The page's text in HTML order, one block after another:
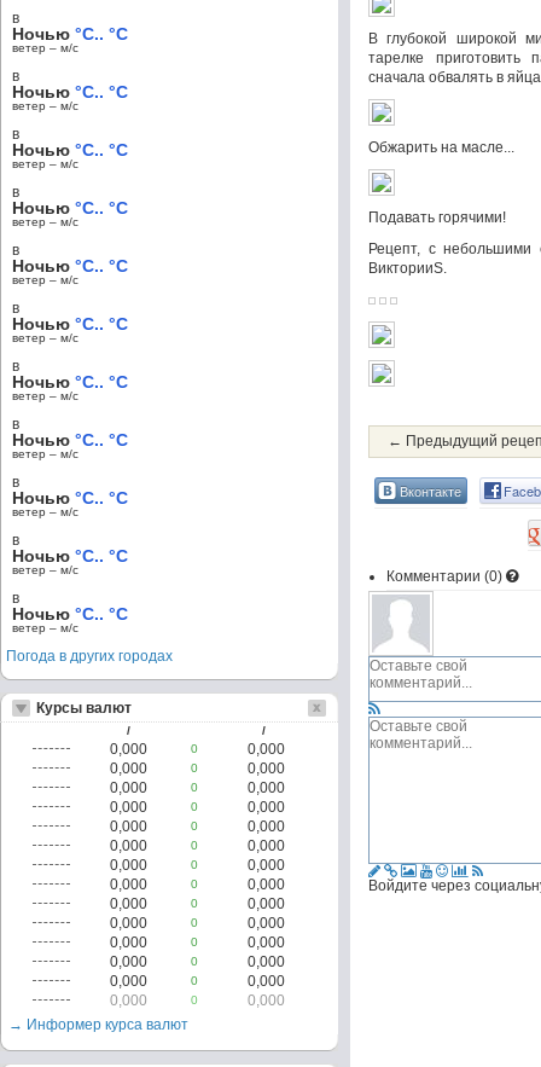
В глубокой широкой
тарелке приготовить
сначала обвалять в
Обжарить на масле...
Подавать горячими!
Рецепт, с небольшими
ВикторииS.
← Предыдущий
Вконтакте
Комментарии (0)
Войдите через
в
Ночью °C.. °C
ветер – м/c
в
Ночью °C.. °C
ветер – м/c
в
Ночью °C.. °C
ветер – м/c
в
Ночью °C.. °C
ветер – м/c
в
Ночью °C.. °C
ветер – м/c
в
Ночью °C.. °C
ветер – м/c
в
Ночью °C.. °C
ветер – м/c
в
Ночью °C.. °C
ветер – м/c
в
Ночью °C.. °C
ветер – м/c
в
Ночью °C.. °C
ветер – м/c
в
Ночью °C.. °C
ветер – м/c
Погода в других городах
Курсы валют
/ /
0,000 0
0,000
0,000
0
0,000
0,000
0
0,000
0,000
0
0,000
0,000
0
0,000
0,000
0
0,000
0,000
0
0,000
0,000
0
0,000
0,000
0
0,000
0,000
0
0,000
0,000
0
0,000
0,000
0
0,000
0,000
0
0,000
0,000
0
0,000
→ Информер курса валют